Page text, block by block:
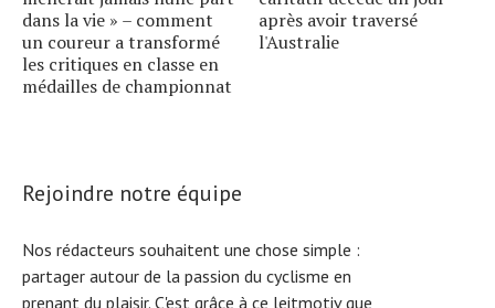
dans la vie » – comment
un coureur a transformé
les critiques en classe en
médailles de championnat
après avoir traversé
l'Australie
Rejoindre notre équipe
Nos rédacteurs souhaitent une chose simple :
partager autour de la passion du cyclisme en
prenant du plaisir. C'est grâce à ce leitmotiv que